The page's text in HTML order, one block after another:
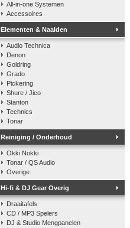
All-in-one Systemen
Accessoires
Elementen & Naalden
Audio Technica
Denon
Goldring
Grado
Pickering
Shure / Jico
Stanton
Technics
Tonar
Reiniging / Onderhoud
Okki Nokki
Tonar / QS Audio
Overige
Hi-fi & DJ Gear Overig
Draaitafels
CD / MP3 Spelers
DJ & Studio Mengpanelen